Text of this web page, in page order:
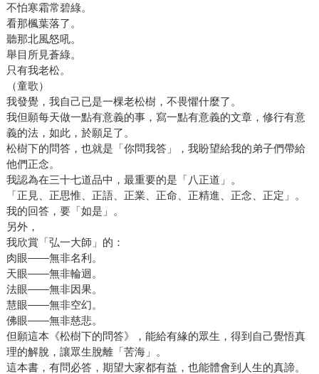
不怕寒霜常碧綠。
看那楓葉落了。
聽那北風怒吼。
舉目所見蒼綠。
只有我老松。
（童歌）
我發覺，我自己已是一棵老松樹，不畏懼什麼了。
我但願每天做一點有意義的事，寫一點有意義的文章，修行有意
義的法，如此，於願足了。
松樹下的問答，也就是「你問我答」，我盼望給我的弟子們帶給
他們正念。
我認為在三十七道品中，最重要的是「八正道」。
「正見、正思惟、正語、正業、正命、正精進、正念、正定」。
我的回答，要「如是」。
另外，
我欣賞「弘一大師」的：
肉眼——無非名利。
天眼——無非輪迴。
法眼——無非因果。
慧眼——無非空幻。
佛眼——無非慈悲。
但願這本《松樹下的問答》，能給有緣的眾生，得到自己覺悟真
理的解脫，讓眾生脫離「苦海」。
這本書，有問必答，期望大家都有益，也能體會到人生的真諦。